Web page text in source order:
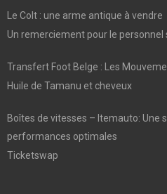
Le Colt : une arme antique à vendre
Un remerciement pour le personnel
Transfert Foot Belge : Les
Huile de Tamanu et cheveux
Boîtes de vitesses – Itemauto: Une
performances optimales
Ticketswap